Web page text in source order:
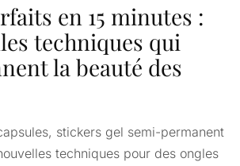
en 15 minutes :
techniques qui
la beauté des
stickers gel semi-permanent
techniques pour des ongles